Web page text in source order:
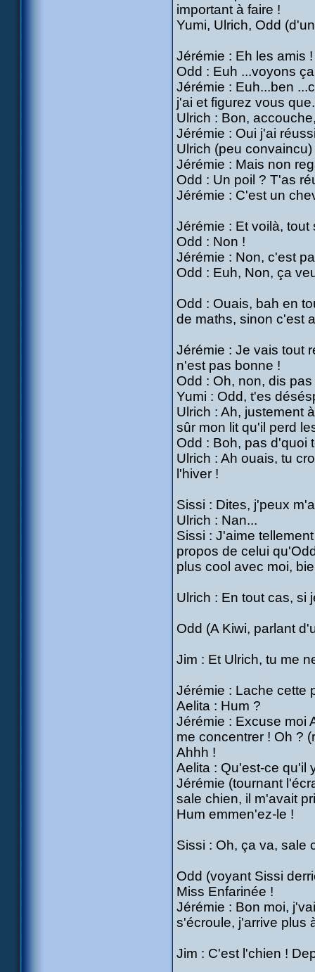
important à faire !
Yumi, Ulrich, Odd
Jérémie : Eh les amis
Odd : Euh ...voyons
Jérémie : Euh...ben
j'ai et figurez vous
Ulrich : Bon,
Jérémie : Oui j'ai
Ulrich (peu
Jérémie : Mais non
Odd : Un poil ? T'as
Jérémie : C'est un
Jérémie : Et voilà,
Odd : Non !
Jérémie : Non, c'est
Odd : Euh, Non, ça
Odd : Ouais, bah en
de maths, sinon c'est
Jérémie : Je vais tout
n'est pas bonne !
Odd : Oh, non, dis
Yumi : Odd, t'es
Ulrich : Ah, justement
sûr mon lit qu'il perd
Odd : Boh, pas d'quoi
Ulrich : Ah ouais, tu
l'hiver !
Sissi : Dites, j'peux
Ulrich : Nan...
Sissi : J'aime
propos de celui
plus cool avec moi,
Ulrich : En tout cas, si
Odd (A Kiwi, parlant
Jim : Et Ulrich, tu me
Jérémie : Lache cette
Aelita : Hum ?
Jérémie : Excuse moi
me concentrer ! Oh ?
Ahhh !
Aelita : Qu'est-ce qu'il
Jérémie (tournant
sale chien, il m'avait
Hum emmen'ez-le !
Sissi : Oh, ça va, sale
Odd (voyant Sissi
Miss Enfarinée !
Jérémie : Bon moi,
s'écroule, j'arrive plus
Jim : C'est l'chien !